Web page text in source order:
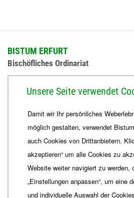
BISTUM ERFURT
Bischöfliches Ordinariat
+49 361 6572-444
ordinariat Bistum-Erfurt.de
Unsere Seite verwendet
Damit wir Ihr persönliches
möglich gestalten, verwendet
auch Cookies von Drittanbietern.
akzeptieren“ um alle Cookies zu
Website weiter navigiert zu werden,
„Einstellungen anpassen“, um eine
und individuelle Auswahl der